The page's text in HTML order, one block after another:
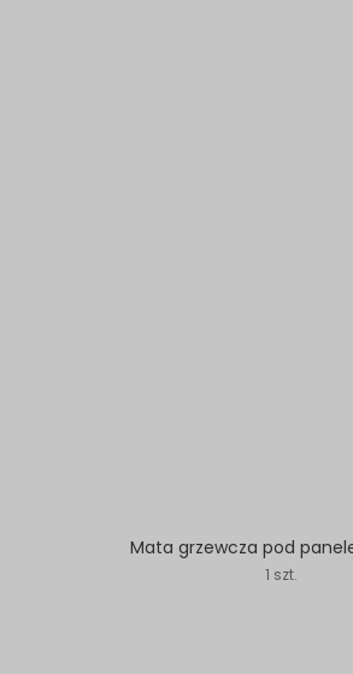
Mata grzewcza pod
1 szt.